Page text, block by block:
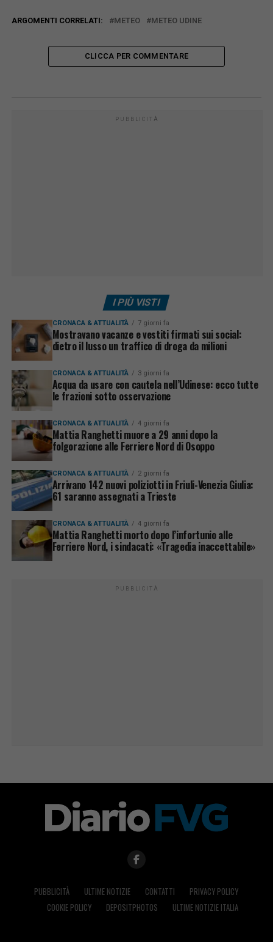
ARGOMENTI CORRELATI: METEO METEO UDINE
CLICCA PER COMMENTARE
PUBBLICITÀ
I PIÙ VISTI
CRONACA & ATTUALITÀ 7 giorni fa
Mostravano vacanze e vestiti firmati sui social:
dietro il lusso un traffico di droga da milioni
CRONACA & ATTUALITÀ 3 giorni fa
Acqua da usare con cautela nell’Udinese: ecco tutte
le frazioni sotto osservazione
CRONACA & ATTUALITÀ 4 giorni fa
Mattia Ranghetti muore a 29 anni dopo la
folgorazione alle Ferriere Nord di Osoppo
CRONACA & ATTUALITÀ 2 giorni fa
Arrivano 142 nuovi poliziotti in Friuli-Venezia Giulia:
61 saranno assegnati a Trieste
CRONACA & ATTUALITÀ 4 giorni fa
Mattia Ranghetti morto dopo l’infortunio alle
Ferriere Nord, i sindacati: «Tragedia inaccettabile»
PUBBLICITÀ
PUBBLICITÀ ULTIME NOTIZIE CONTATTI
PRIVACY POLICY
COOKIE POLICY
DEPOSITPHOTOS ULTIME NOTIZIE ITALIA